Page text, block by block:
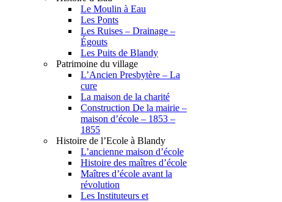
Le Moulin à Eau
Les Ponts
Les Ruises – Drainage –
Égouts
Les Puits de Blandy
Patrimoine du village
L’Ancien Presbytère – La
cure
La maison de la charité
Construction De la mairie –
maison d’école – 1853 –
1855
Histoire de l’Ecole à Blandy
L’ancienne maison d’école
Histoire des maîtres d’école
Maîtres d’école avant la
révolution
Les Instituteurs et